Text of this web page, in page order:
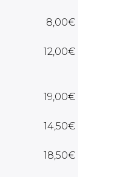
8,00€
12,00€
19,00€
14,50€
18,50€